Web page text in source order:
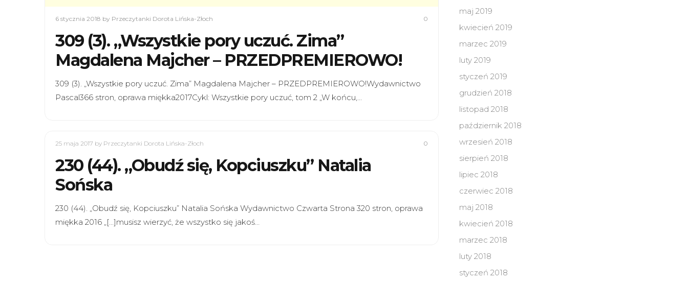
6 stycznia 2018 by Przeczytanki Dorota Lińska-Złoch 0
309 (3). „Wszystkie pory uczuć. Zima”
Magdalena Majcher – PRZEDPREMIEROWO!
309 (3). „Wszystkie pory uczuć. Zima” Magdalena Majcher – PRZEDPREMIEROWO!Wydawnictwo
Pascal366 stron, oprawa miękka2017Cykl: Wszystkie pory uczuć, tom 2 „W końcu,…
25 maja 2017 by Przeczytanki Dorota Lińska-Złoch 0
230 (44). „Obudź się, Kopciuszku” Natalia
Sońska
230 (44). „Obudź się, Kopciuszku” Natalia Sońska Wydawnictwo Czwarta Strona 320 stron, oprawa
miękka 2016 „[…]musisz wierzyć, że wszystko się jakoś…
maj 2019
kwiecień 2019
marzec 2019
luty 2019
styczeń 2019
grudzień 2018
listopad 2018
październik 2018
wrzesień 2018
sierpień 2018
lipiec 2018
czerwiec 2018
maj 2018
kwiecień 2018
marzec 2018
luty 2018
styczeń 2018